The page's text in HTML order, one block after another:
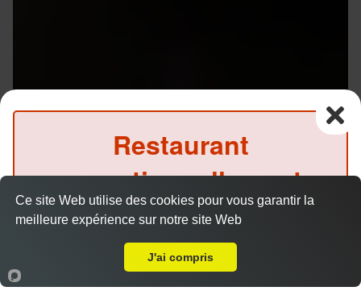
Menu V1 - Gyoza
Accueil Panier Compte
Restaurant
exceptionnellement
fermé ce soir
(Précommande possible)
Ce site Web utilise des cookies pour vous garantir la
meilleure expérience sur notre site Web
J'ai compris